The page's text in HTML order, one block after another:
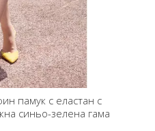
памук с еластан с
синьо-зелена гама